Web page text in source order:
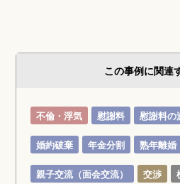
この事例に関連
不倫・浮気 慰謝料 慰謝料の
婚約破棄 年金分割 熟年離婚
親子交流（面会交流） 交渉